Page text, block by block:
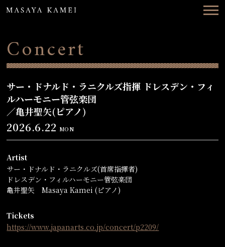
Concerts
Videos
Biography
日本語 ENG
Concert
サー・ドナルド・ラニクルズ指揮 ドレスデン・フィ
ルハーモニー管弦楽団
／亀井聖矢(ピアノ)
2026.6.22 MON
Artist
サー・ドナルド・ラニクルズ(首席指揮者)
ドレスデン・フィルハーモニー管弦楽団
亀井聖矢 Masaya Kamei (ピアノ)
Tickets
https://www.japanarts.co.jp/concert/p2209/